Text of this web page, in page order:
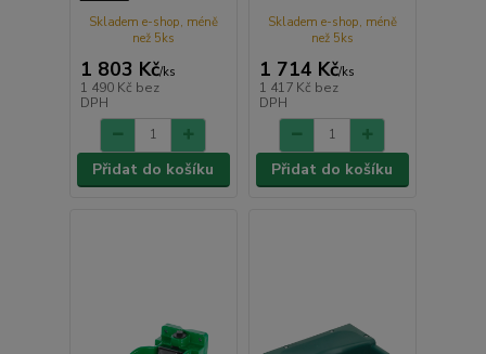
1 803 Kč/ks
1 490 Kč bez
DPH
Skladem e-shop, méně
než 5ks
Přidat do košíku
1 714 Kč/ks
1 417 Kč bez
DPH
Skladem e-shop, méně
než 5ks
Přidat do košíku